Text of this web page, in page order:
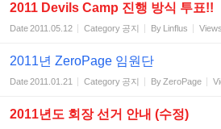
2011 Devils Camp 진행 방식 투표!!
Date2011.05.12 Category 공지 By Linflus Views
2011년 ZeroPage 임원단
Date2011.01.21 Category 공지 By ZeroPage
2011년도 회장 선거 안내 (수정)